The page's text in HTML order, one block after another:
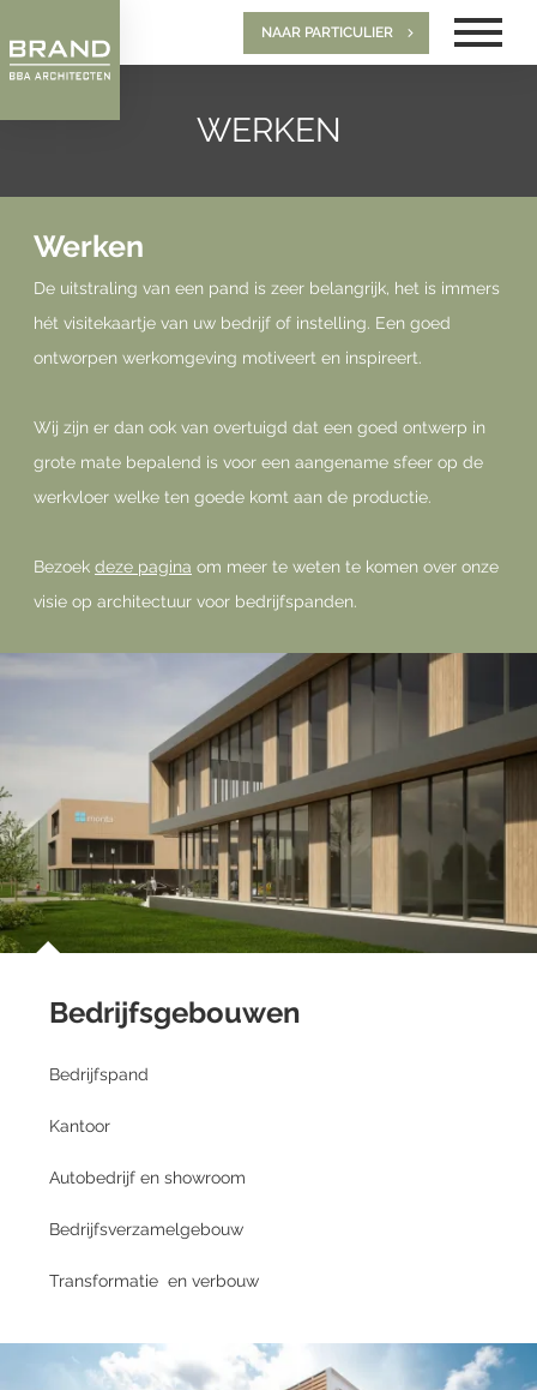
NAAR PARTICULIER
WERKEN
Werken
De uitstraling van een pand is zeer belangrijk, het is immers
hét visitekaartje van uw bedrijf of instelling. Een goed
ontworpen werkomgeving motiveert en inspireert.
Wij zijn er dan ook van overtuigd dat een goed ontwerp in
grote mate bepalend is voor een aangename sfeer op de
werkvloer welke ten goede komt aan de productie.
Bezoek deze pagina om meer te weten te komen over onze
visie op architectuur voor bedrijfspanden.
Bedrijfsgebouwen
Bedrijfspand
Kantoor
Autobedrijf en showroom
Bedrijfsverzamelgebouw
Transformatie en verbouw